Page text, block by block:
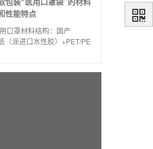
性能特点
口罩材料结构：国产
（涂进口水性胶）+PET/PE